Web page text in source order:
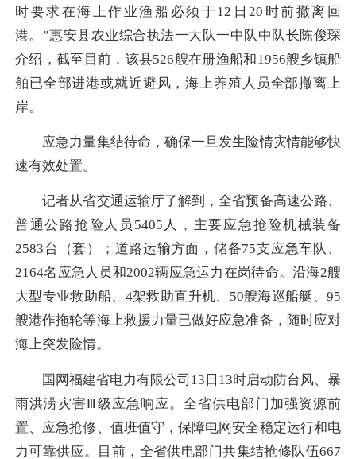
时要求在海上作业渔船必须于12日20时前撤离回
港。”惠安县农业综合执法一大队一中队中队长陈俊琛
介绍，截至目前，该县526艘在册渔船和1956艘乡镇船
舶已全部进港或就近避风，海上养殖人员全部撤离上
岸。
应急力量集结待命，确保一旦发生险情灾情能够快
速有效处置。
记者从省交通运输厅了解到，全省预备高速公路、
普通公路抢险人员5405人，主要应急抢险机械装备
2583台（套）；道路运输方面，储备75支应急车队、
2164名应急人员和2002辆应急运力在岗待命。沿海2艘
大型专业救助船、4架救助直升机、50艘海巡船艇、95
艘港作拖轮等海上救援力量已做好应急准备，随时应对
海上突发险情。
国网福建省电力有限公司13日13时启动防台风、暴
雨洪涝灾害Ⅲ级应急响应。全省供电部门加强资源前
置、应急抢修、值班值守，保障电网安全稳定运行和电
力可靠供应。目前，全省供电部门共集结抢修队伍667